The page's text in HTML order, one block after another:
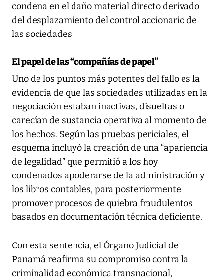
condena en el daño material directo derivado
del desplazamiento del control accionario de
las sociedades
El papel de las “compañías de papel”
Uno de los puntos más potentes del fallo es la
evidencia de que las sociedades utilizadas en la
negociación estaban inactivas, disueltas o
carecían de sustancia operativa al momento de
los hechos. Según las pruebas periciales, el
esquema incluyó la creación de una “apariencia
de legalidad” que permitió a los hoy
condenados apoderarse de la administración y
los libros contables, para posteriormente
promover procesos de quiebra fraudulentos
basados en documentación técnica deficiente.
Con esta sentencia, el Órgano Judicial de
Panamá reafirma su compromiso contra la
criminalidad económica transnacional,